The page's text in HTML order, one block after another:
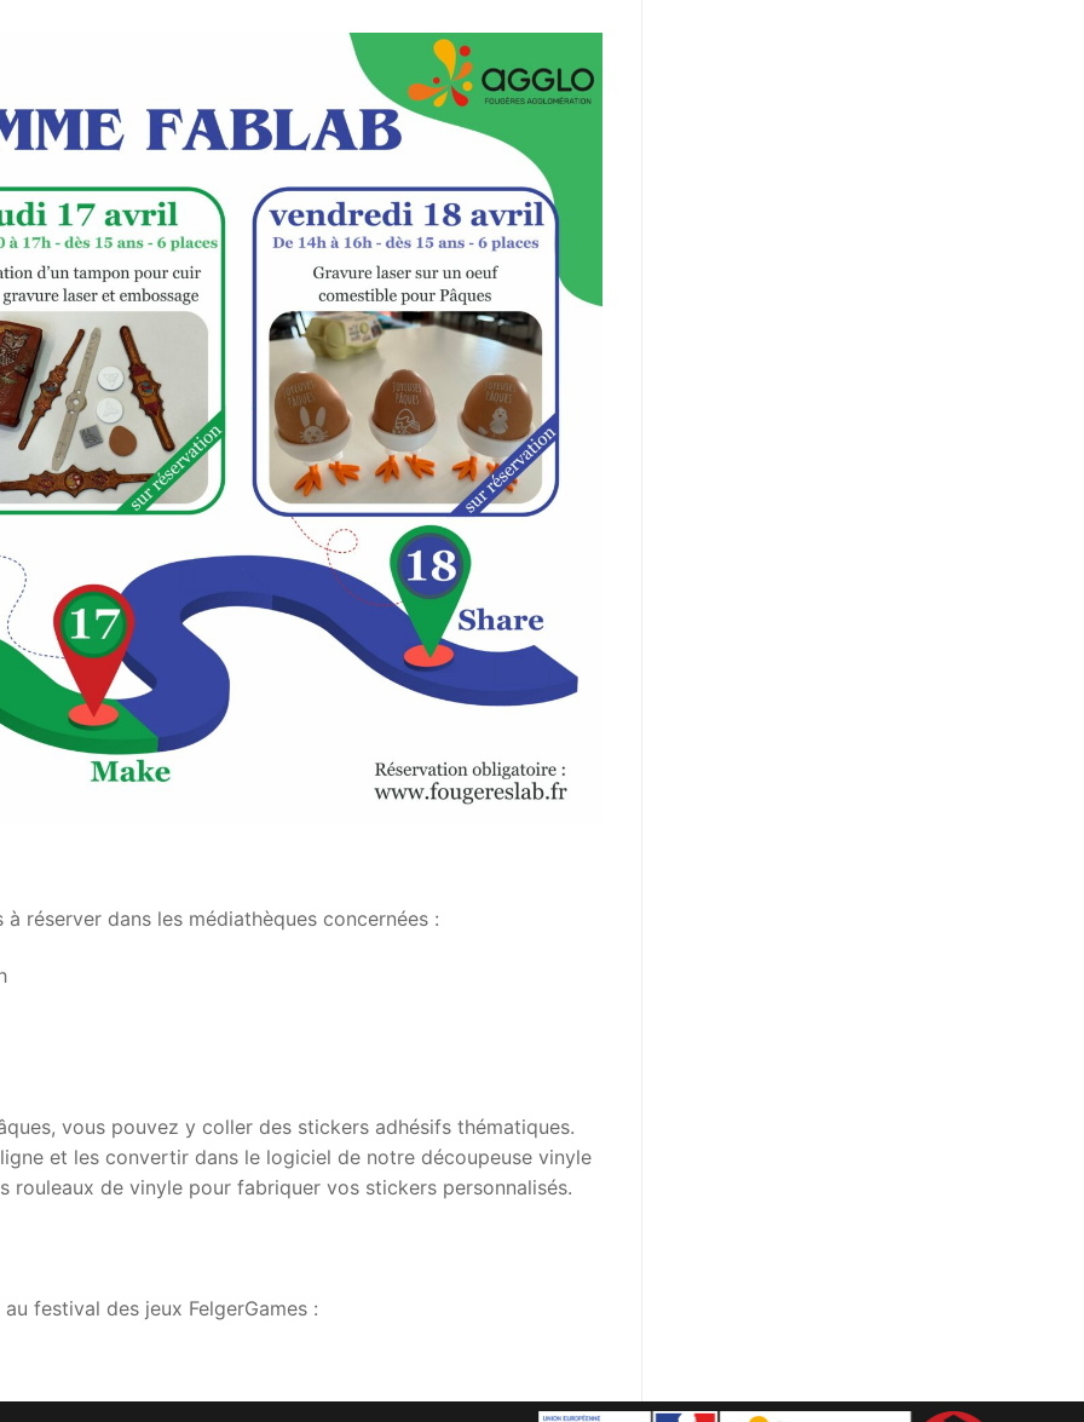
réserver dans les médiathèques concernées :
vous pouvez y coller des stickers adhésifs thématiques.
et les convertir dans le logiciel de notre découpeuse vinyle
rouleaux de vinyle pour fabriquer vos stickers personnalisés.
festival des jeux FelgerGames :